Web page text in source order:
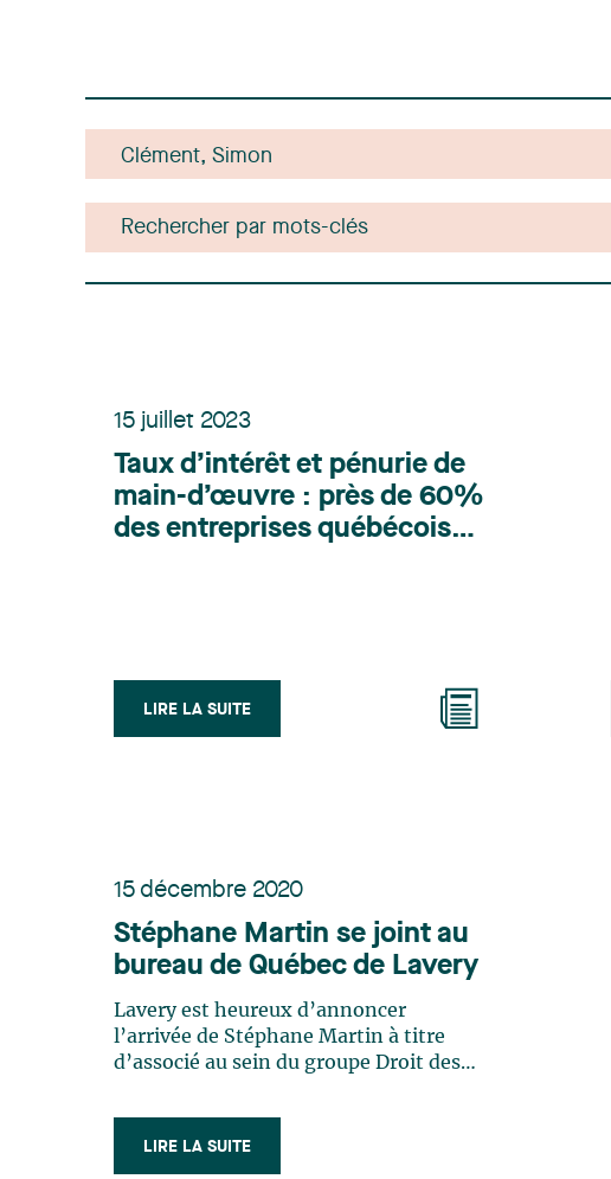
15 juillet 2023
Taux d’intérêt et pénurie de
main-d’œuvre : près de 60%
des entreprises québécoises
LIRE LA SUITE
15 décembre 2020
Stéphane Martin se joint au
bureau de Québec de Lavery
Lavery est heureux d’annoncer
l’arrivée de Stéphane Martin à titre
d’associé au sein du groupe Droit des
plus récente nomination s’inscrit dans
la démarche du cabinet de consolider
LIRE LA SUITE